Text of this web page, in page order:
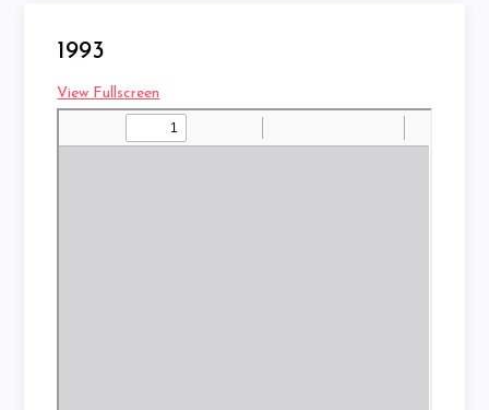
1993
View Fullscreen